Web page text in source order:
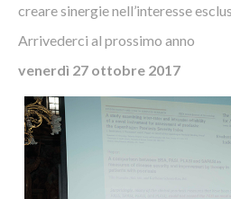
creare sinergie nell’interesse
Arrivederci al prossimo anno
venerdì 27 ottobre 2017